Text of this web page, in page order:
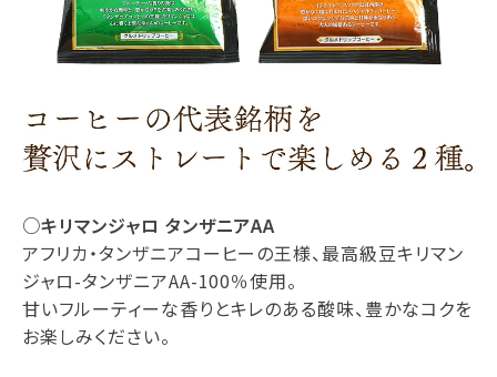
○キリマンジャロ タンザニアAA
アフリカ・タンザニアコーヒーの王様、最高級豆キリマン
ジャロ-タンザニアAA-100％使用。
甘いフルーティーな香りとキレのある酸味、豊かなコクを
お楽しみください。